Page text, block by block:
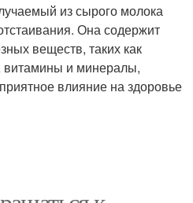
из сырого молока
Она содержит
веществ, таких как
витамины и минералы,
влияние на здоровье